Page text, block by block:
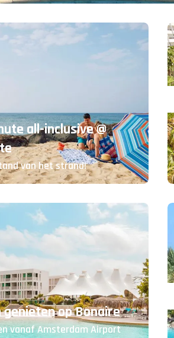
all-inclusive @
van het strand!
genieten op Bonaire
vanaf Amsterdam Airport